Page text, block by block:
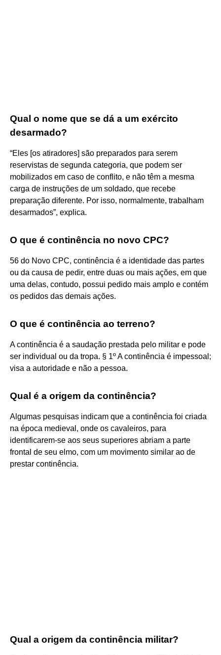
Qual o nome que se dá a um exército
desarmado?
“Eles [os atiradores] são preparados para serem
reservistas de segunda categoria, que podem ser
mobilizados em caso de conflito, e não têm a mesma
carga de instruções de um soldado, que recebe
preparação diferente. Por isso, normalmente, trabalham
desarmados”, explica.
O que é continência no novo CPC?
56 do Novo CPC, continência é a identidade das partes
ou da causa de pedir, entre duas ou mais ações, em que
uma delas, contudo, possui pedido mais amplo e contém
os pedidos das demais ações.
O que é continência ao terreno?
A continência é a saudação prestada pelo militar e pode
ser individual ou da tropa. § 1º A continência é impessoal;
visa a autoridade e não a pessoa.
Qual é a origem da continência?
Algumas pesquisas indicam que a continência foi criada
na época medieval, onde os cavaleiros, para
identificarem-se aos seus superiores abriam a parte
frontal de seu elmo, com um movimento similar ao de
prestar continência.
Qual a origem da continência militar?